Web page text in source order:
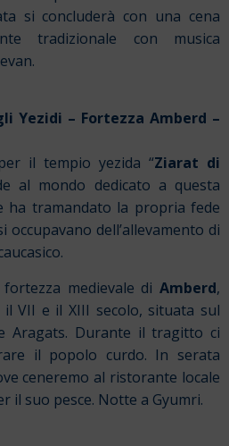
si concluderà con una cena
tradizionale con musica
Yezidi – Fortezza Amberd –
il tempio yezida “Ziarat di
al mondo dedicato a questa
ha tramandato la propria fede
dell’allevamento di
medievale di Amberd,
VII e il XIII secolo, situata sul
Aragats. Durante il tragitto ci
il popolo curdo. In serata
ceneremo al ristorante locale
il suo pesce. Notte a Gyumri.